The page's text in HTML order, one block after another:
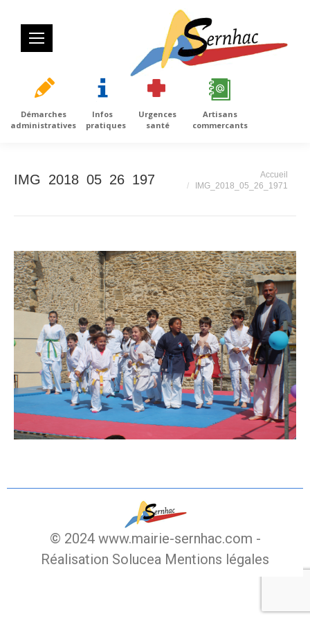
Démarches
administratives
Infos
pratiques
Urgences
santé
Artisans
commercants
IMG_2018_05_26_1971Vous êtes ici :
Accueil
IMG_2018_05_26_1971
© 2024 www.mairie-sernhac.com -
Réalisation Solucea Mentions légales